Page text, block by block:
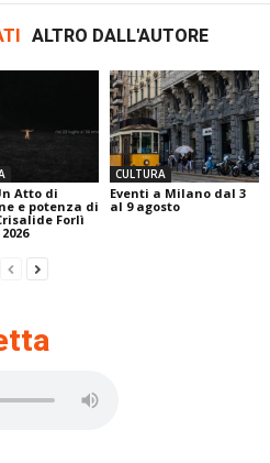
ALTRO DALL'AUTORE
Atto di
e potenza di
Forlì
CULTURA
Eventi a Milano dal 3
al 9 agosto